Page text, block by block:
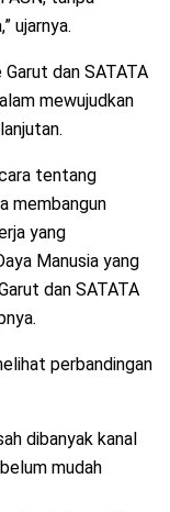
ujarnya.
dan SATATA
mewujudkan
tentang
membangun
yang
Manusia yang
dan SATATA
perbandingan
dibanyak kanal
mudah